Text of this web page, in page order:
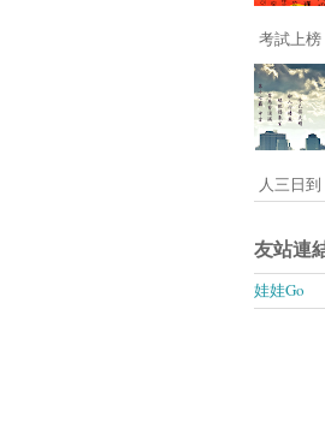
考試上
人三日
友站連
娃娃Go